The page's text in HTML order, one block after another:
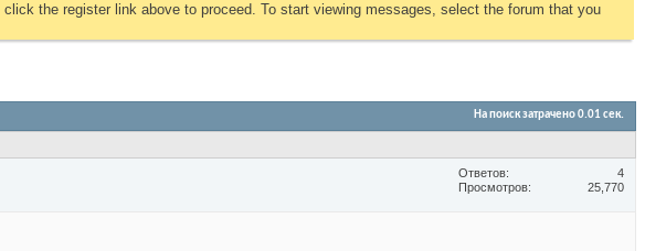
click the register link above to proceed. To start viewing messages, select the forum that you
На поиск затрачено0.01 сек.
Ответов
4
Просмотров
25,770